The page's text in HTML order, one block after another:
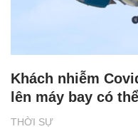
THỜI SỰ
Khách nhiễm
lên máy bay có